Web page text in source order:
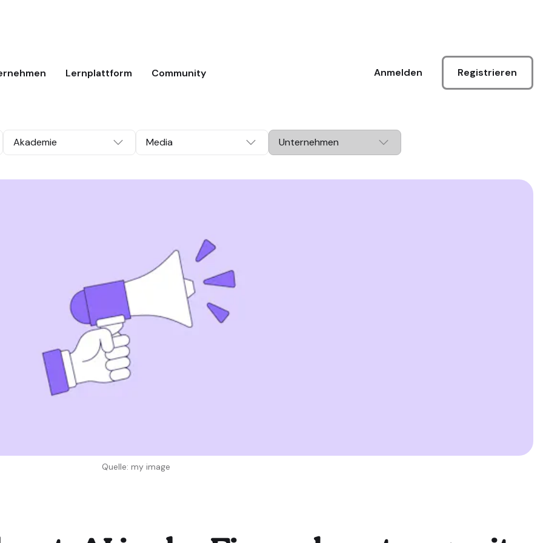
Lernplattform Community Registrieren
Anmelden
Akademie Media Unternehmen
Quelle: my image